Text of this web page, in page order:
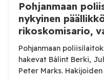
Pohjanmaan
nykyinen
rikoskomisario,
Pohjanmaan
hakevat Bálint Berki,
Peter Marks.